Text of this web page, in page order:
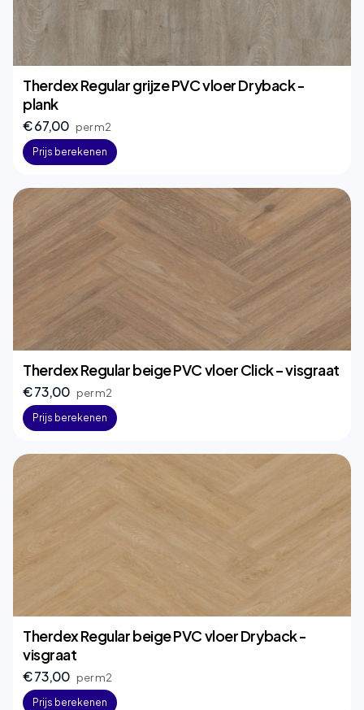
Therdex Regular grijze PVC vloer Dryback -
plank
€ 67,00 per m2
Prijs berekenen
Therdex Regular beige PVC vloer Click – visgraat
€ 73,00 per m2
Prijs berekenen
Therdex Regular beige PVC vloer Dryback -
visgraat
€ 73,00 per m2
Prijs berekenen